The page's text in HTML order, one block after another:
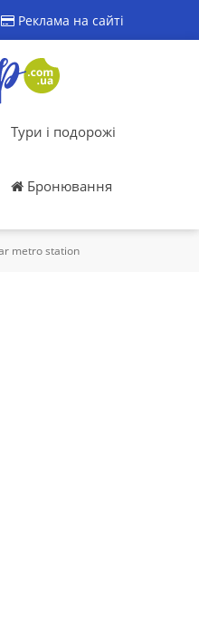
Реклама на сайті
Тури і подорожі
Бронювання
metro station